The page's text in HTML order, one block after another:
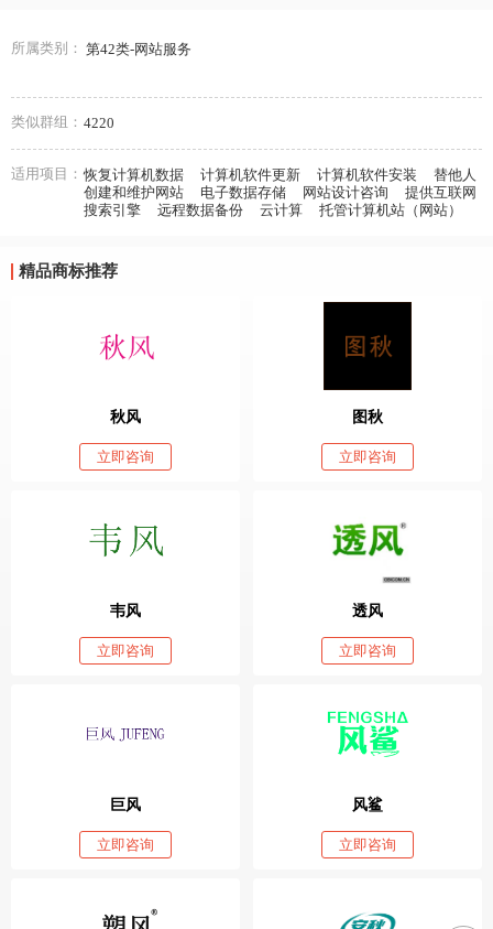
所属类别： 第42类-网站服务
类似群组： 4220
适用项目： 恢复计算机数据 计算机软件更新 计算机软件安装
替他人
创建和维护网站
电子数据存储 网站设计咨询
提供互联网
搜索引擎
远程数据备份 云计算 托管计算机站（网站）
精品商标推荐
秋风
立即咨询
图秋
立即咨询
韦风
立即咨询
透风
立即咨询
巨风
立即咨询
风鲨
立即咨询